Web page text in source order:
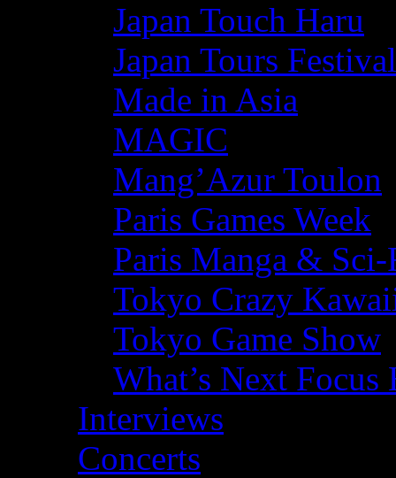
Japan Touch Haru
Japan Tours Festival
Made in Asia
MAGIC
Mang’Azur Toulon
Paris Games Week
Paris Manga &
Tokyo Crazy
Tokyo Game Show
What’s Next
Interviews
Concerts